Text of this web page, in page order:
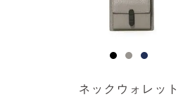
ネックウォレット